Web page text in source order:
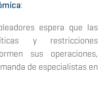
:
espera que las
y restricciones
sus operaciones,
de especialistas en